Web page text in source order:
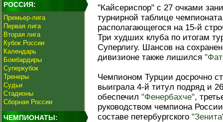
РОССИЯ:
Премьер-лига
Первая лига
Вторая лига
Кубок России
Календарь
Бомбардиры
Суперкубок
Тренеры
Судьи
Стадионы
Сборная России
ЧЕМПИОНАТЫ:
"Кайсериспор" с 27 очками
турнирной таблице
располагающегося на 15-й
Три худших клуба по итогам
Суперлигу. Шансов на
дивизионе также лишился
Чемпионом Турции досрочно
выиграла 4-й титул подряд и
обеспечил "Фенербахче",
руководством чемпиона
составе петербургского